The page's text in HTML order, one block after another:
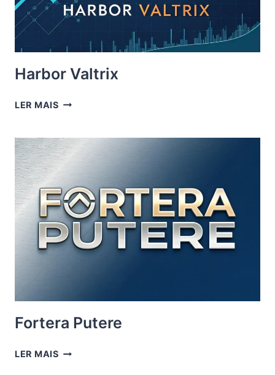
Harbor Valtrix
LER MAISHARBOR
Fortera Putere
LER MAISFORTERA